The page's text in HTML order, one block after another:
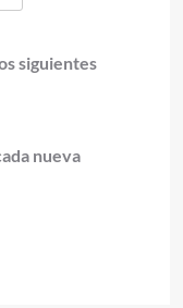
siguientes
nueva